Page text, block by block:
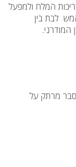
המלח ולמפעל
לבת בין
המודרני.
מרתק על